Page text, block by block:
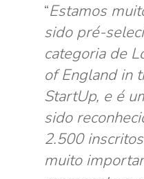
“Estamos
sido pré-
categoria de
of England in
StartUp, e é
sido
2.500
muito